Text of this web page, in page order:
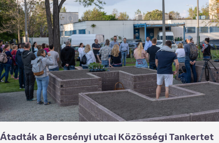
Átadták a Bercsényi utcai Közösségi Tankertet
Bercsényi
utcai
Közösségi
Tankertet